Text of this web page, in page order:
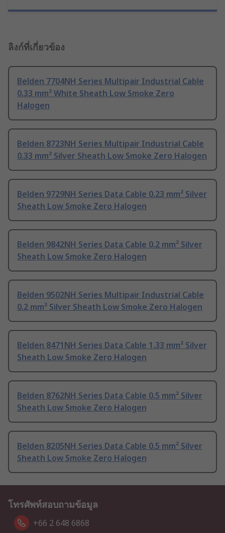
ลิงก์ที่เกี่ยวข้อง
Belden 7704NH Series Multipair Industrial Cable
0.33 mm² White Sheath Low Smoke Zero
Halogen
Belden 8723NH Series Multipair Industrial Cable
0.33 mm² Silver Sheath Low Smoke Zero Halogen
Belden 9729NH Series Data Cable 0.23 mm² Silver
Sheath Low Smoke Zero Halogen
Belden 9842NH Series Data Cable 0.2 mm² Silver
Sheath Low Smoke Zero Halogen
Belden 9502NH Series Multipair Industrial Cable
0.2 mm² Silver Sheath Low Smoke Zero Halogen
Belden 8471NH Series Data Cable 1.33 mm² Silver
Sheath Low Smoke Zero Halogen
Belden 8762NH Series Data Cable 0.5 mm² Silver
Sheath Low Smoke Zero Halogen
Belden 8205NH Series Data Cable 0.5 mm² Silver
Sheath Low Smoke Zero Halogen
โทรศัพท์สอบถามข้อมูล
+66 2 648 6868